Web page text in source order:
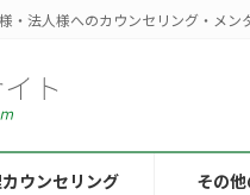
・法人様へのカウンセリング・メ
ウンセリング その